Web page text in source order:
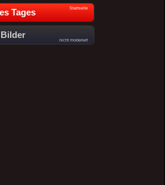
Tages Startseite
nicht moderiert